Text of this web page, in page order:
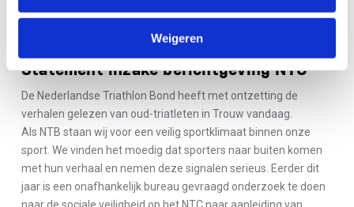
Weigeren
ONTZETTING OVER VERHALEN IN TROUW
Statement inzake berichtgeving NTC
De Nederlandse Triathlon Bond heeft met ontzetting de
verhalen gelezen van oud-triatleten in Trouw vandaag.
Als NTB staan wij voor een veilig sportklimaat binnen onze
sport. We vinden het moedig dat sporters naar buiten komen
met hun verhaal en nemen deze signalen serieus. Eerder dit
jaar is een onafhankelijk bureau gevraagd onderzoek te doen